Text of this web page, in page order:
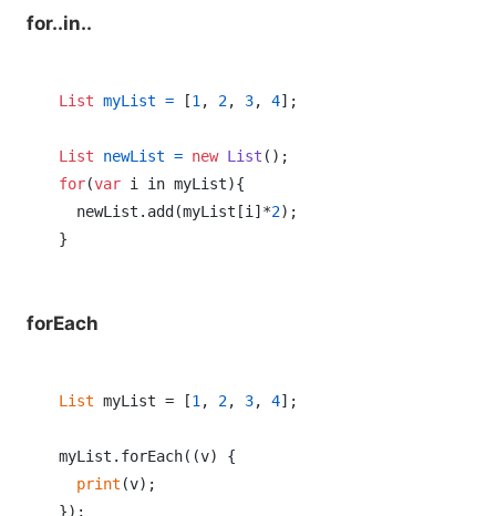
for..in..
List myList = [1 , 2, 3, 4];
List newList = new List
for(var i in myList){
  newList.add(myList[i]*
2);
forEach
List myList = [1 , 2, 3, 4];
myList.forEach((v) {
print (v);